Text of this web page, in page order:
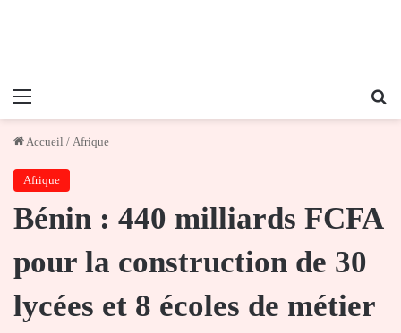
Menu
Accueil / Afrique
Afrique
Bénin : 440 milliards FCFA
pour la construction de 30
lycées et 8 écoles de métier